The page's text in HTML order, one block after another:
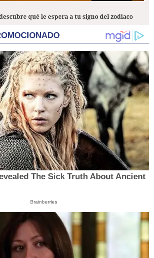
qué le espera a tu signo del zodiaco
The Sick Truth About Ancient
Brainberries